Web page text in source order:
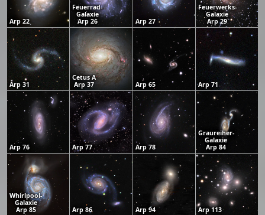
Arp 22
Feuerrad-
Galaxie
Arp 26
Arp 27
Feuerwerks-
Galaxie
Arp 29
Arp 31
Cetus A
Arp 37
Arp 65 Arp 71
Arp 76 Arp 77 Arp 78
Graureiher-
Galaxie
Arp 84
Whirlpool-
Galaxie
Arp 85
Arp 86 Arp 94 Arp 113